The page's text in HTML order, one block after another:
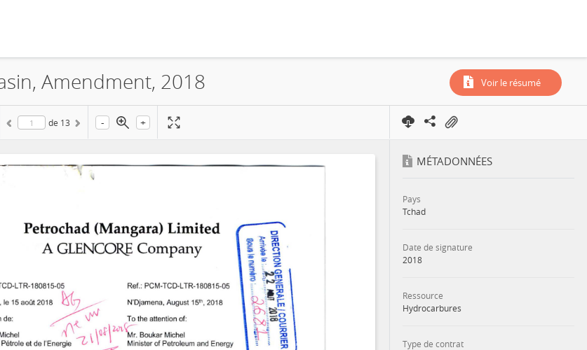
Amendment, 2018 Voir le résumé
de 13 - +
MÉTADONNÉES
Pays
Tchad
Date de signature
2018
Ressource
Hydrocarbures
Type de contrat